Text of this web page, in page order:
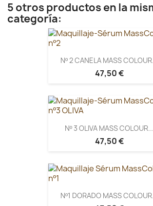
5 otros productos en la
categoría:
Nº 2 CANELA MASS
47,50 €
Nº 3 OLIVA MASS COLOUR...
47,50 €
Nº1 DORADO MASS